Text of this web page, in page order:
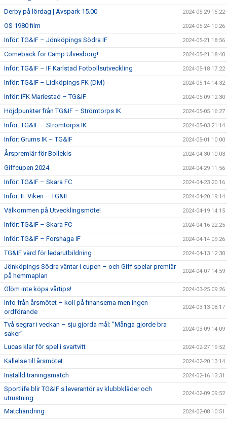
Derby på lördag | Avspark 15.00 2024-05-29 15:22
OS 1980 film 2024-05-24 10:26
Inför: TG&IF – Jönköpings Södra IF 2024-05-21 18:56
Comeback för Camp Ulvesborg! 2024-05-21 18:40
Inför: TG&IF – IF Karlstad Fotbollsutveckling 2024-05-18 17:22
Inför: TG&IF – Lidköpings FK (DM) 2024-05-14 14:32
Inför: IFK Mariestad – TG&IF 2024-05-09 12:30
Höjdpunkter från TG&IF – Strömtorps IK 2024-05-05 16:27
Inför: TG&IF – Strömtorps IK 2024-05-03 21:14
Inför: Grums IK – TG&IF 2024-05-01 10:00
Årspremiär för Bollekis 2024-04-30 10:03
Giffcupen 2024 2024-04-29 11:56
Inför: TG&IF – Skara FC 2024-04-23 20:16
Inför: IF Viken – TG&IF 2024-04-20 19:14
Välkommen på Utvecklingsmöte! 2024-04-19 14:15
Inför: TG&IF – Skara FC 2024-04-16 22:25
Inför: TG&IF – Forshaga IF 2024-04-14 09:26
TG&IF värd för ledarutbildning 2024-04-13 12:30
Jönköpings Södra väntar i cupen – och Giff spelar premiär
på hemmaplan
2024-04-07 14:59
Glöm inte köpa vårtips! 2024-03-25 09:26
Info från årsmötet – koll på finanserna men ingen
ordförande
2024-03-13 08:17
Två segrar i veckan – sju gjorda mål: ”Många gjorde bra
saker”
2024-03-09 14:09
Lucas klar för spel i svartvitt 2024-02-27 19:52
Kallelse till årsmötet 2024-02-20 13:14
Inställd träningsmatch 2024-02-16 13:31
Sportlife blir TG&IF:s leverantör av klubbkläder och
utrustning
2024-02-09 09:52
Matchändring 2024-02-08 10:51